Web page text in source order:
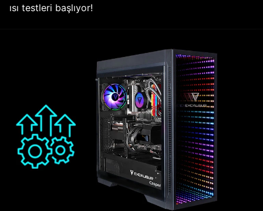
ısı testleri başlıyor!